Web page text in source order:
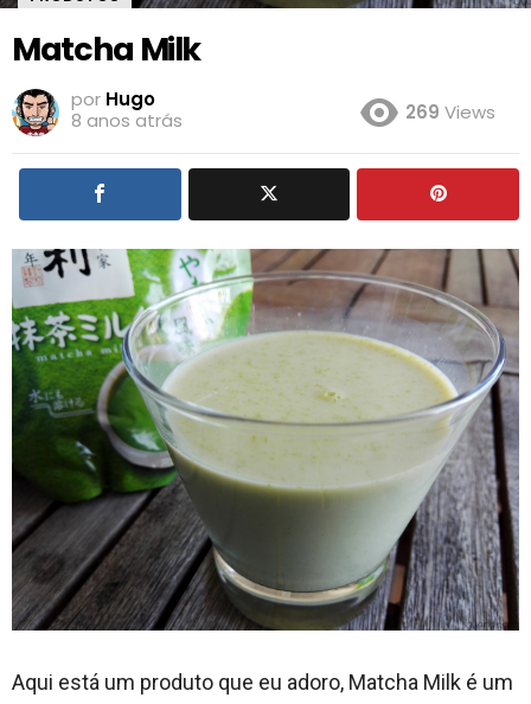
Matcha Milk
por Hugo
8 anos atrás
269 Views
Aqui está um produto que eu adoro, Matcha Milk é um